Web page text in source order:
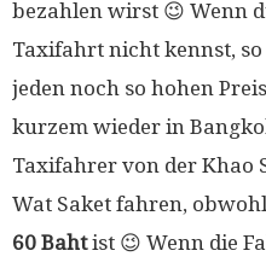
bezahlen wirst 😉 Wenn
Taxifahrt nicht kennst,
jeden noch so hohen
kurzem wieder in
Taxifahrer von der Khao
Wat Saket fahren,
60 Bahtist 😉 Wenn die